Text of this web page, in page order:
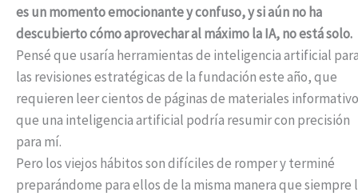
es un momento emocionante y confuso, y si aún no ha
descubierto cómo aprovechar al máximo la IA, no está solo.
Pensé que usaría herramientas de inteligencia artificial
las revisiones estratégicas de la fundación este año, que
requieren leer cientos de páginas de materiales
que una inteligencia artificial podría resumir con precisión
para mí.
Pero los viejos hábitos son difíciles de romper y terminé
preparándome para ellos de la misma manera que siempre